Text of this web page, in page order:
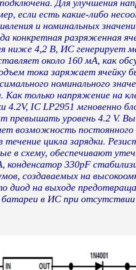
Для улучшения
если есть какие-либо
и номинальных
конкретная разряженная
ниже 4,2 В, ИС генерирует
около 160 мА, как
тока заряжает ячейку
номинального
Как только напряжение на
4.2V, IC LP2951 мгновенно
превышать уровень 4.2 V.
возможность
течение цикла зарядки.
в схему, обеспечивают
330pF
создаваемых на
диод на выходе
в ИС при отсутствии